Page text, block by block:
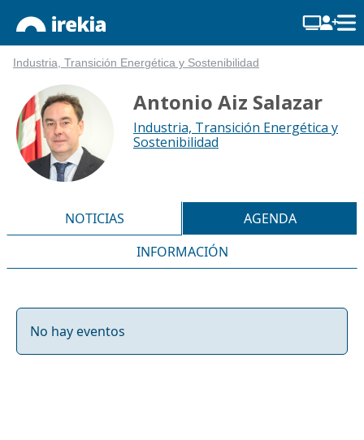
Industria, Transición Energética y Sostenibilidad
Antonio Aiz Salazar
Industria, Transición Energética y
Sostenibilidad
NOTICIAS
AGENDA
INFORMACIÓN
No hay eventos